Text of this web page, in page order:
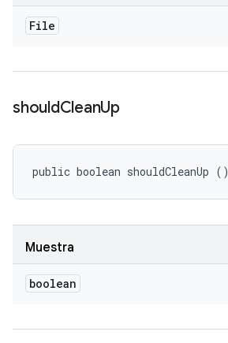
File
shouldCleanUp
public boolean shouldCleanUp ()
Muestra
boolean